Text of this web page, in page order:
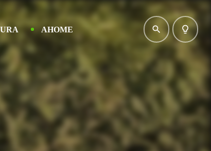
AHOME search lightbulb_outline